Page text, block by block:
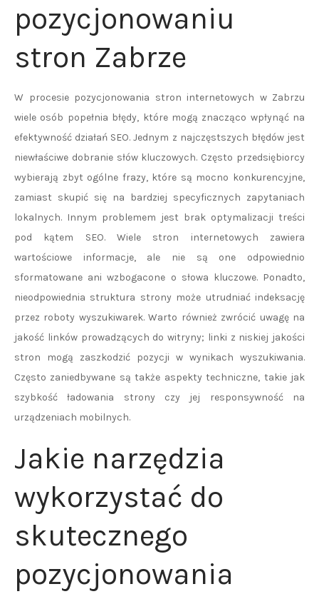
pozycjonowaniu
stron Zabrze
W procesie pozycjonowania stron internetowych w Zabrzu
wiele osób popełnia błędy, które mogą znacząco wpłynąć na
efektywność działań SEO. Jednym z najczęstszych błędów jest
niewłaściwe dobranie słów kluczowych. Często przedsiębiorcy
wybierają zbyt ogólne frazy, które są mocno konkurencyjne,
zamiast skupić się na bardziej specyficznych zapytaniach
lokalnych. Innym problemem jest brak optymalizacji treści
pod kątem SEO. Wiele stron internetowych zawiera
wartościowe informacje, ale nie są one odpowiednio
sformatowane ani wzbogacone o słowa kluczowe. Ponadto,
nieodpowiednia struktura strony może utrudniać indeksację
przez roboty wyszukiwarek. Warto również zwrócić uwagę na
jakość linków prowadzących do witryny; linki z niskiej jakości
stron mogą zaszkodzić pozycji w wynikach wyszukiwania.
Często zaniedbywane są także aspekty techniczne, takie jak
szybkość ładowania strony czy jej responsywność na
urządzeniach mobilnych.
Jakie narzędzia
wykorzystać do
skutecznego
pozycjonowania